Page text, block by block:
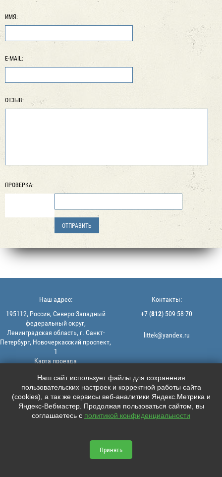
ИМЯ:
E-MAIL:
ОТЗЫВ:
ПРОВЕРКА:
© 2013-2026 | ООО "ЛИТТЕК" -
производство и продажа РТИ
ИНН: 7806523560 | ОГРН:
1147847126162
Политика конфиденциальности |
Пользовательское соглашение
Наш адрес:
195112, Россия, Северо-Западный
федеральный округ,
Ленинградская область, г. Санкт-
Петербург, Новочеркасский проспект,
1
Карта проезда
Контакты:
+7 (812) 509-58-70
littek@yandex.ru
Мы в соцсетях:
    
Наш сайт использует файлы для сохранения
пользовательских настроек и корректной работы сайта
(cookies), а так же сервисы веб-аналитики Яндекс.Метрика и
Яндекс-Вебмастер. Продолжая пользоваться сайтом, вы
соглашаетесь с политикой конфиденциальности
Принять